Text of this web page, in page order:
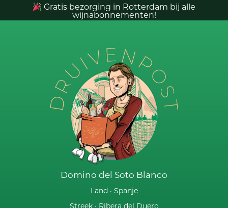
Gratis bezorging in Rotterdam bij alle
wijnabonnementen!
DRUIVENPOST
Domino del Soto Blanco
Land · Spanje
Streek · Ribera del Duero